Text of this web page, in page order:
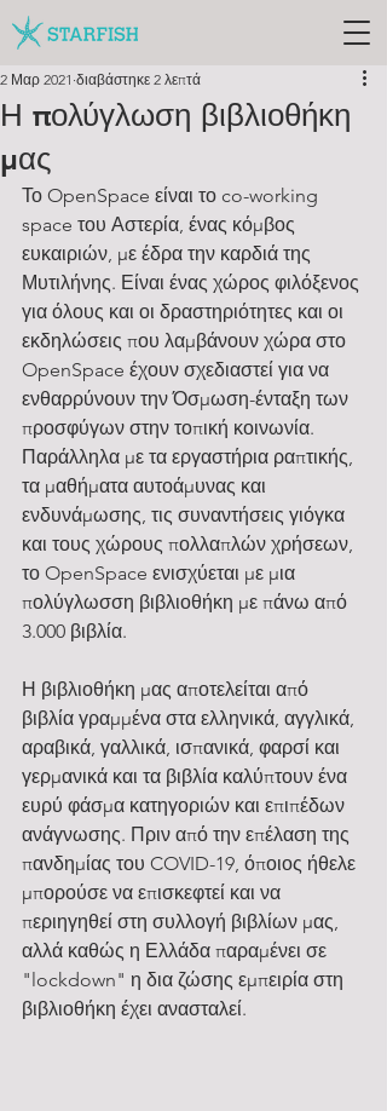
Η πολύγλωση βιβλιοθήκη
μας
2 Μαρ 2021 διαβάστηκε 2 λεπτά
Το OpenSpace είναι το co-working
space του Αστερία, ένας κόμβος
ευκαιριών, με έδρα την καρδιά της
Μυτιλήνης. Είναι ένας χώρος φιλόξενος
για όλους και οι δραστηριότητες και οι
εκδηλώσεις που λαμβάνουν χώρα στο
OpenSpace έχουν σχεδιαστεί για να
ενθαρρύνουν την Όσμωση-ένταξη των
προσφύγων στην τοπική κοινωνία.
Παράλληλα με τα εργαστήρια ραπτικής,
τα μαθήματα αυτοάμυνας και
ενδυνάμωσης, τις συναντήσεις γιόγκα
και τους χώρους πολλαπλών χρήσεων,
το OpenSpace ενισχύεται με μια
πολύγλωσση βιβλιοθήκη με πάνω από
3.000 βιβλία.
Η βιβλιοθήκη μας αποτελείται από
βιβλία γραμμένα στα ελληνικά, αγγλικά,
αραβικά, γαλλικά, ισπανικά, φαρσί και
γερμανικά και τα βιβλία καλύπτουν ένα
ευρύ φάσμα κατηγοριών και επιπέδων
ανάγνωσης. Πριν από την επέλαση της
πανδημίας του COVID-19, όποιος ήθελε
μπορούσε να επισκεφτεί και να
περιηγηθεί στη συλλογή βιβλίων μας,
αλλά καθώς η Ελλάδα παραμένει σε
"lockdown" η δια ζώσης εμπειρία στη
βιβλιοθήκη έχει ανασταλεί.